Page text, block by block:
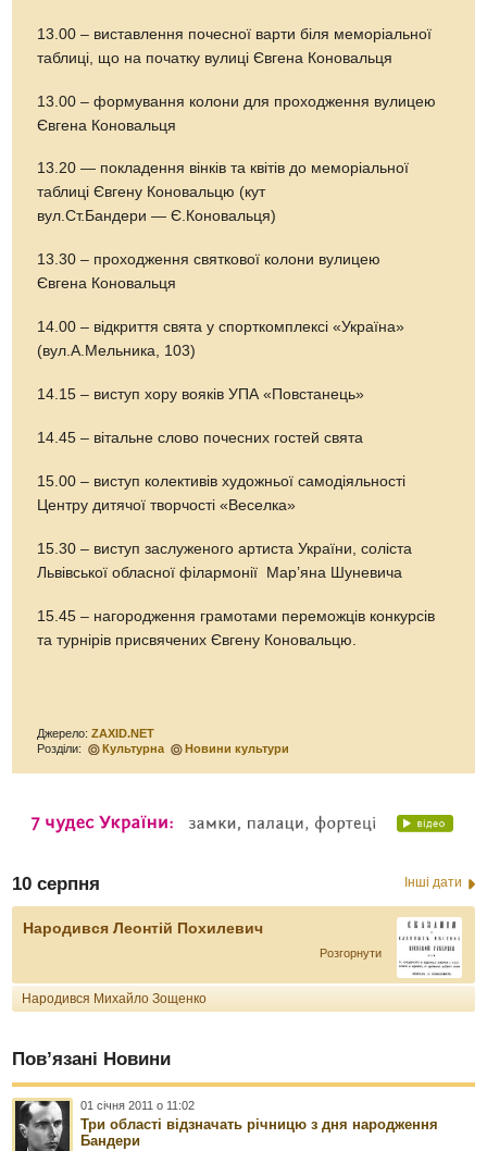
13.00 – виставлення почесної варти біля меморіальної
таблиці, що на початку вулиці Євгена Коновальця
13.00 – формування колони для проходження вулицею
Євгена Коновальця
13.20 — покладення вінків та квітів до меморіальної
таблиці Євгену Коновальцю (кут
вул.Ст.Бандери — Є.Коновальця)
13.30 – проходження святкової колони вулицею
Євгена Коновальця
14.00 – відкриття свята у спорткомплексі «Україна»
(вул.А.Мельника, 103)
14.15 – виступ хору вояків УПА «Повстанець»
14.45 – вітальне слово почесних гостей свята
15.00 – виступ колективів художньої самодіяльності
Центру дитячої творчості «Веселка»
15.30 – виступ заслуженого артиста України, соліста
Львівської обласної філармонії Мар’яна Шуневича
15.45 – нагородження грамотами переможців конкурсів
та турнірів присвячених Євгену Коновальцю.
Джерело:ZAXID.NET
Розділи:
Культурна Новини культури
10 серпня Інші дати
Народився Леонтій Похилевич
Розгорнути
Народився Михайло Зощенко
Пов’язані Новини
01 січня 2011 о 11:02
Три області відзначать річницю з дня народження
Бандери